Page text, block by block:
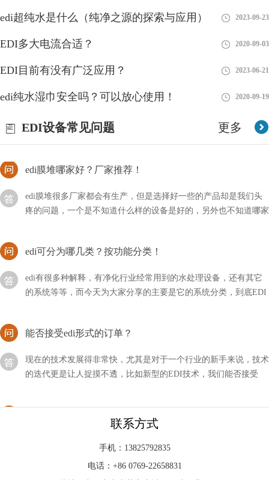
edi超纯水是什么（纯净之源的探索与应用） 2023-09-23
EDI多大电流合适？ 2020-09-03
EDI目前有没有广泛应用？ 2023-06-21
edi纯水湿巾安全吗？可以放心使用！ 2020-09-19
更多
EDI设备常见问题
EDI（Electrodeionization）是一种高纯水处理技术，通常将进水分
路：进水路是EDI系统中的第一道
EDI是否适合在混床后使用？
EDI和温床可以说都是一种水处理的设备，它在整个环节中起到一
是否适合在混床后使用呢？
疼的问题，一个是不知道什么样的设备是好的，另外也不知道哪家
公司产品好。
的系统等等，而今天为大家分享的主要是它的系统分类，到底EDI
可以分为哪几类？
的迭代更是让人捉摸不透，比如新型的EDI技术，我们能否接受
EDI形式的订单呢？
西门子edi是行业内比较不错的品牌，但是我们在进行维修的时候
该如何拆解西门子EDI呢？
联系方式
手机：13825792835
电话：+86 0769-22658831